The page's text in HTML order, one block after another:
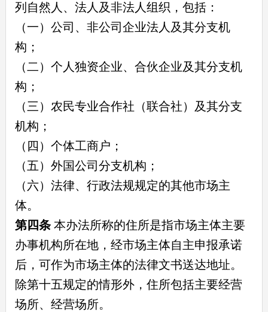
列自然人、法人及非法人组织，包括：
（一）公司、非公司企业法人及其分支机
构；
（二）个人独资企业、合伙企业及其分支机
构；
（三）农民专业合作社（联合社）及其分支
机构；
（四）个体工商户；
（五）外国公司分支机构；
（六）法律、行政法规规定的其他市场主
体。
第四条本办法所称的住所是指市场主体主要
办事机构所在地，经市场主体自主申报承诺
后，可作为市场主体的法律文书送达地址。
除第十五规定的情形外，住所包括主要经营
场所、经营场所。